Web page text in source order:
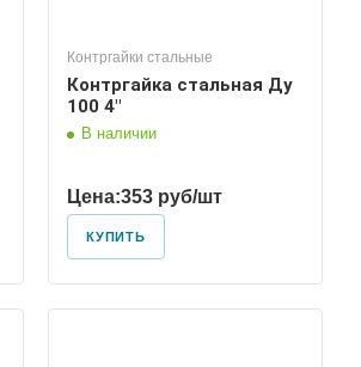
Контргайки стальные
Контргайка стальная Ду
100 4"
В наличии
Цена:353 руб/шт
КУПИТЬ